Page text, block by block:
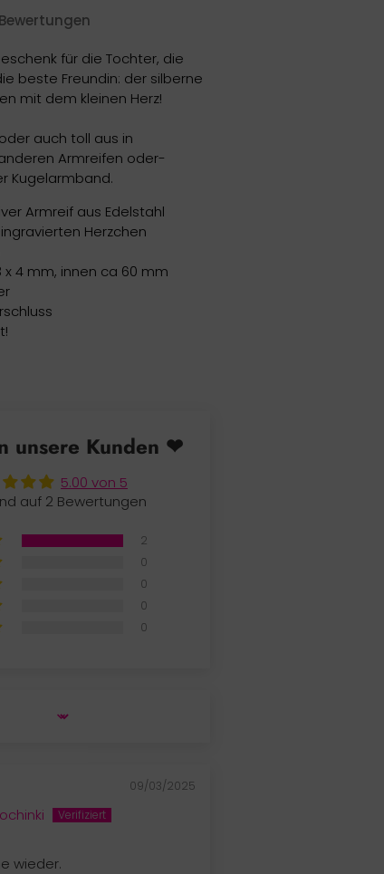
Bewertungen
für die Tochter, die
beste Freundin: der silberne
mit dem kleinen Herz!
auch toll aus in
Armreifen oder-
Kugelarmband.
Armreif aus Edelstahl
Herzchen
x 4 mm, innen ca 60 mm
unsere Kunden ❤
5.00 von 5
auf 2 Bewertungen
2
0
0
0
0
09/03/2025
wieder.